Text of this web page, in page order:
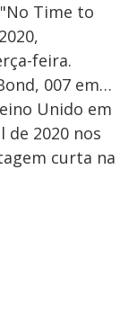
Time to
feira.
007 em…
Unido em
de 2020 nos
curta na